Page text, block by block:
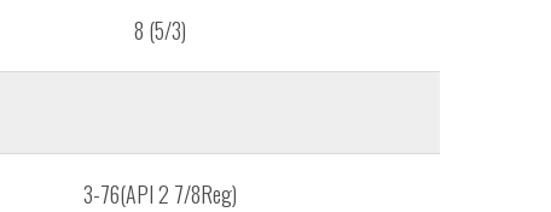
8 (5/3)
З-76(API 2 7/8Reg)